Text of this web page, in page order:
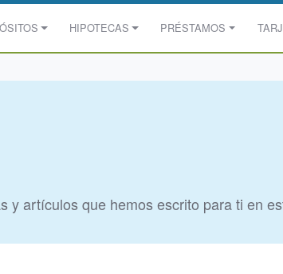
HIPOTECAS PRÉSTAMOS
y artículos que hemos escrito para ti en